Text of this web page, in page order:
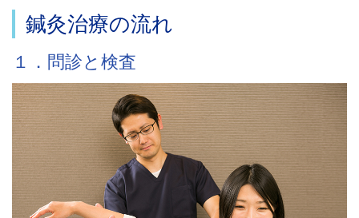
鍼灸治療の流れ
１．問診と検査